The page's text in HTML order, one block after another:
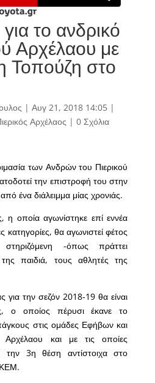
το ανδρικό
Αρχέλαου με
Τοπούζη στο
| Αυγ 21, 2018 14:05|
Αρχέλαος | 0 Σχόλια
των Ανδρών του Πιερικού
την επιστροφή του στην
ένα διάλειμμα μίας χρονιάς.
η οποία αγωνίστηκε επί εννέα
κατηγορίες, θα αγωνιστεί φέτος
-όπως πράττει
παιδιά, τους αθλητές της
την σεζόν 2018-19 θα είναι
ο οποίος πέρυσι έκανε το
στις ομάδες Εφήβων και
Αρχέλαου και με τις οποίες
την 3η θέση αντίστοιχα στο